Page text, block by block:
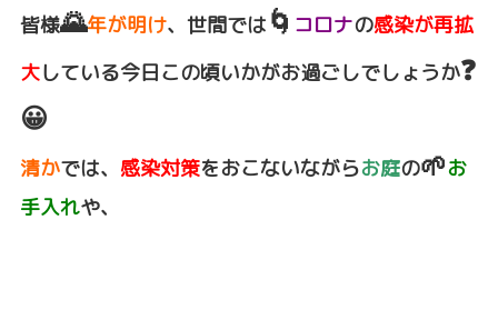
皆様🌄年が明け、世間では 🌀 コロナの感染が再拡
大している今日この頃いかがお過ごしでしょうか❓
😀
清かでは、 感染対策をおこないながらお庭の🌱お
手入れや、